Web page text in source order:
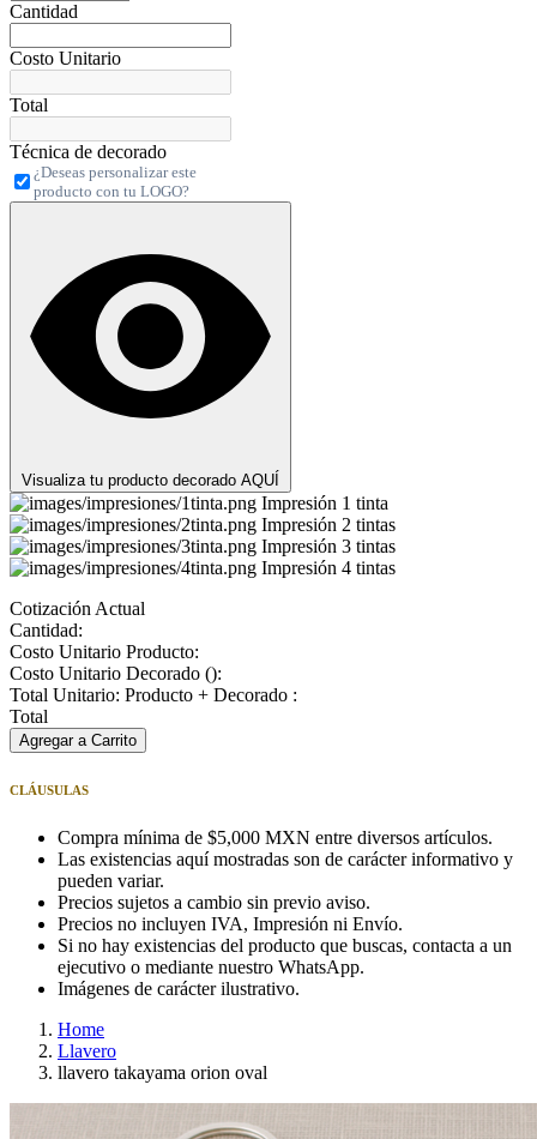
Cantidad
Costo Unitario
Total
Técnica de decorado
¿Deseas personalizar este
producto con tu LOGO?
Visualiza tu producto decorado AQUÍ
Impresión 1 tinta
Impresión 2 tintas
Impresión 3 tintas
Impresión 4 tintas
Cotización Actual
Cantidad:
Costo Unitario Producto:
Costo Unitario Decorado ():
Total Unitario: Producto + Decorado :
Total
Agregar a Carrito
CLÁUSULAS
Compra mínima de $5,000 MXN entre diversos artículos.
Las existencias aquí mostradas son de carácter informativo y
pueden variar.
Precios sujetos a cambio sin previo aviso.
Precios no incluyen IVA, Impresión ni Envío.
Si no hay existencias del producto que buscas, contacta a un
ejecutivo o mediante nuestro WhatsApp.
Imágenes de carácter ilustrativo.
Home
Llavero
llavero takayama orion oval